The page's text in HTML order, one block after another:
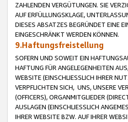
ZAHLENDEN VERGÜTUNGEN. SIE
AUF ERFÜLLUNGSKLAGE,
DIESES ABSATZES BEGRÜNDET EINE
EINGESCHRÄNKT WERDEN KÖNNEN.
9.Haftungsfreistellung
SOFERN UND SOWEIT EIN
HAFTUNG FÜR ANGELEGENHEITEN
WEBSITE (EINSCHLIESSLICH IHRER
VERPFLICHTEN SICH, UNS, UNSERE
(OFFICERS), ORGANMITGLIEDER
AUSLAGEN (EINSCHLIESSLICH
IHRER WEBSITE BZW. AUF IHRER